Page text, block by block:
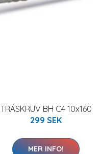
TRÄSKRUV BH C4 10x160
299 SEK
MER INFO!